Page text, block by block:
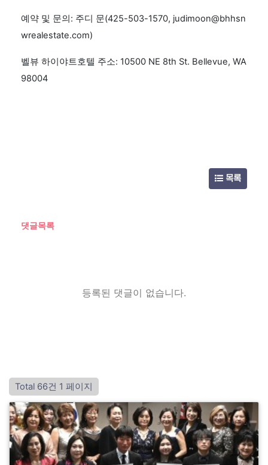
예약 및 문의: 주디 문(425-503-1570, judimoon@bhhsn
wrealestate.com)
벨뷰 하이야트호텔 주소: 10500 NE 8th St. Bellevue, WA
98004
목록
댓글목록
등록된 댓글이 없습니다.
Total 66건 1 페이지